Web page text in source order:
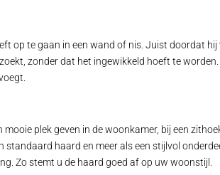
op te gaan in een wand of nis. Juist doordat
zonder dat het ingewikkeld hoeft te
plek geven in de woonkamer, bij een
haard en meer als een stijlvol
Zo stemt u de haard goed af op uw woonstijl.